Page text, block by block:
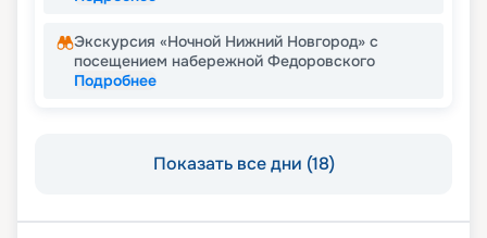
Экскурсия «Ночной Нижний Новгород» с
посещением набережной Федоровского
Подробнее
Показать все дни (18)